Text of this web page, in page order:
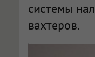
системы
вахтеров.